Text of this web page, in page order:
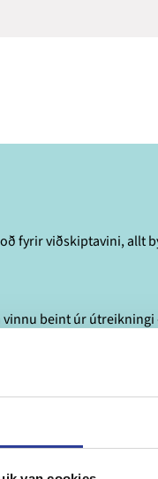
fyrir viðskiptavini, allt
beint úr útreikningi
fresta, úthlutaðu
gjaldskrám – allt